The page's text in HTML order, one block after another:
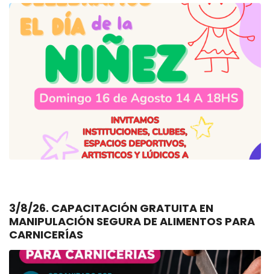
3/8/26. CAPACITACIÓN GRATUITA EN
MANIPULACIÓN SEGURA DE ALIMENTOS PARA
CARNICERÍAS